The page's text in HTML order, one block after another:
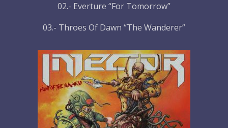
02.- Everture “For Tomorrow”
03.- Throes Of Dawn “The Wanderer”